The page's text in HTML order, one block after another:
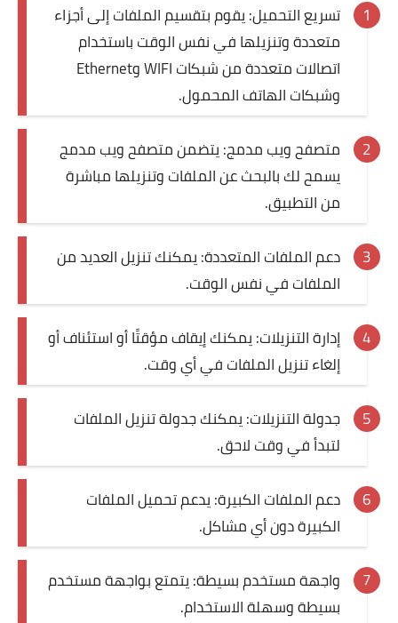
تسريع التحميل: يقوم بتقسيم الملفات إلى أجزاء
متعددة وتنزيلها في نفس الوقت باستخدام
اتصالات متعددة من شبكات WIFI وEthernet
وشبكات الهاتف المحمول.
متصفح ويب مدمج: يتضمن متصفح ويب مدمج
يسمح لك بالبحث عن الملفات وتنزيلها مباشرة
من التطبيق.
دعم الملفات المتعددة: يمكنك تنزيل العديد من
الملفات في نفس الوقت.
إدارة التنزيلات: يمكنك إيقاف مؤقتًا أو استئناف أو
إلغاء تنزيل الملفات في أي وقت.
جدولة التنزيلات: يمكنك جدولة تنزيل الملفات
لتبدأ في وقت لاحق.
دعم الملفات الكبيرة: يدعم تحميل الملفات
الكبيرة دون أي مشاكل.
واجهة مستخدم بسيطة: يتمتع بواجهة مستخدم
بسيطة وسهلة الاستخدام.